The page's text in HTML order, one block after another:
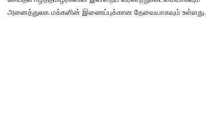
அனைத்துலக மக்களின் இணைப்புக்கான தேவையாகவும் உள்ளது.